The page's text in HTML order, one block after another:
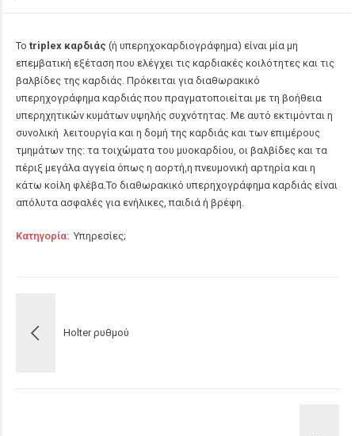
Το triplex καρδιάς (ή υπερηχοκαρδιογράφημα) είναι μία μη
επεμβατική εξέταση που ελέγχει τις καρδιακές κοιλότητες και τις
βαλβίδες της καρδιάς. Πρόκειται για διαθωρακικό
υπερηχογράφημα καρδιάς που πραγματοποιείται με τη βοήθεια
υπερηχητικών κυμάτων υψηλής συχνότητας. Με αυτό εκτιμόνται η
συνολική λειτουργία και η δομή της καρδιάς και των επιμέρους
τμημάτων της: τα τοιχώματα του μυοκαρδίου, οι βαλβίδες και τα
πέριξ μεγάλα αγγεία όπως η αορτή,η πνευμονική αρτηρία και η
κάτω κοίλη φλέβα.Το διαθωρακικό υπερηχογράφημα καρδιάς είναι
απόλυτα ασφαλές για ενήλικες, παιδιά ή βρέφη.
Κατηγορία Υπηρεσίες
Holter ρυθμού